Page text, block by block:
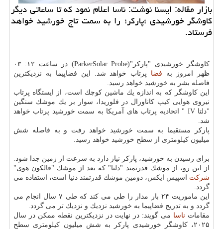
بازار مقاله: ایسنا نوشت: ناسا اعلام نمود كه تا ساعاتی دیگر
كاوشگر خورشیدی ؛پاركر؛ را به سمت تاج خورشید خواهد
فرستاد.
كاوشگر خورشیدی "پاركر"(ParkerSolar Probe) در ساعت ۱۲: ۰۳
ظهر امروز به فضا پرتاب خواهد شد. این فضاپیما به نزدیكترین
فاصله بشر به خورشید خواهد رسید.
این كاوشگر كه به اندازه یك ماشین كوچك است، از ایستگاه پرتاب
نیروی هوایی كیپ كاناورال در فلوریدا، سوار بر یك موشك سنگین
"دلتا IV " اتحادیه پرتاب های آمریكا به سمت خورشید پرتاب خواهد
شد.
پاركر مستقیما به سمت خورشید خواهد رفت و به فاصله شش
میلیون كیلومتری از سطح خورشید خواهد رسید.
برای رسیدن به خورشید، پاركر نیاز دارد به سرعت از زمین جدا شود.
از این رو، از موشك قدرتمند "دلتا" كه بعد از موشك "فالكون هوی"
شركت اسپیس ایكس، دومین موشك قدرتمند دنیا است، استفاده می
گردد.
این ماموریت ۲۴ بار مدار را طی می كند كه طی ۷ سال انجام می
گردد و به تدریج فضاپیما به خورشید نزدیك و نزدیك تر می گردد.
مقامات ناسا می گویند: در نهایت در نزدیكترین نقطه ممكن در سال
۲۰۲۵، كاوشگر خورشیدی پاركر به شش میلیون كیلومتری سطح